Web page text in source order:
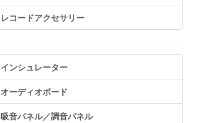
レコードアクセサリー
インシュレーター
オーディオボード
吸音パネル／調音パネル